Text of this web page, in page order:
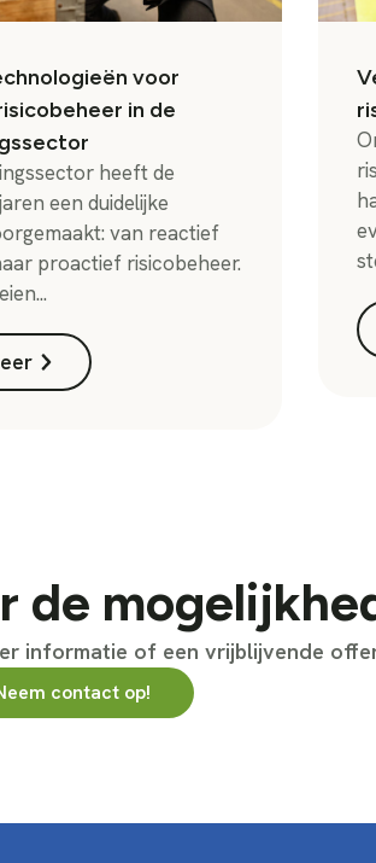
voor
in de
heeft de
een duidelijke
van reactief
proactief risicobeheer.
de
informatie of een vrijblijvende
contact op!